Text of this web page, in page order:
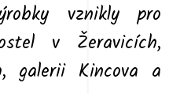
vznikly pro
v Žeravicích,
galerii Kincova a